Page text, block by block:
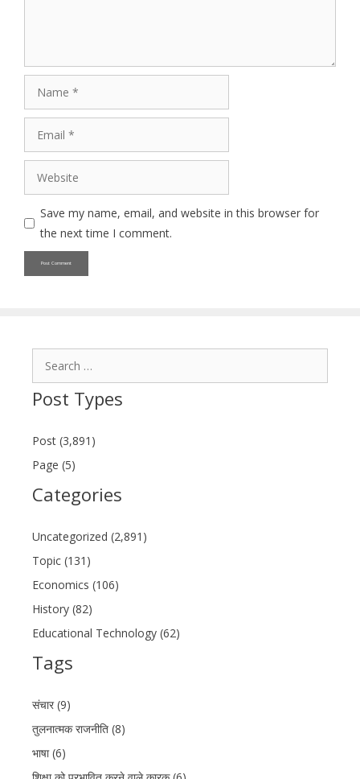
Website
Save my name, email, and website in this browser for
the next time I comment.
Post Types
Post (3,891)
Page (5)
Categories
Uncategorized (2,891)
Topic (131)
Economics (106)
History (82)
Educational Technology (62)
Tags
संचार (9)
तुलनात्मक राजनीति (8)
भाषा (6)